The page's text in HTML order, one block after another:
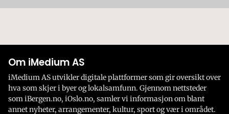
Om iMedium AS
iMedium AS utvikler digitale plattformer som gir oversikt over
hva som skjer i byer og lokalsamfunn. Gjennom nettsteder
som iBergen.no, iOslo.no, samler vi informasjon om blant
annet nyheter, arrangementer, kultur, sport og vær i området.